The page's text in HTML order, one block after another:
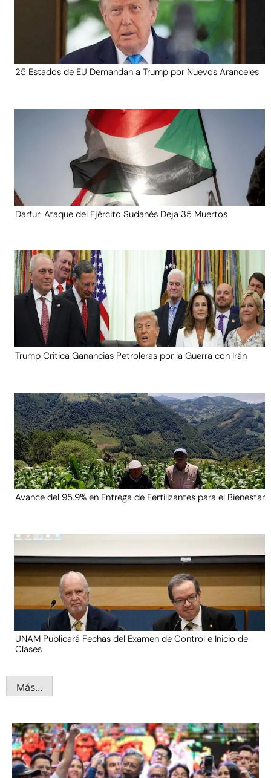
25 Estados de EU Demandan a Trump por Nuevos Aranceles
Darfur: Ataque del Ejército Sudanés Deja 35 Muertos
Trump Critica Ganancias Petroleras por la Guerra con Irán
Avance del 95.9% en Entrega de Fertilizantes para el Bienestar
UNAM Publicará Fechas del Examen de Control e Inicio de
Clases
Más...